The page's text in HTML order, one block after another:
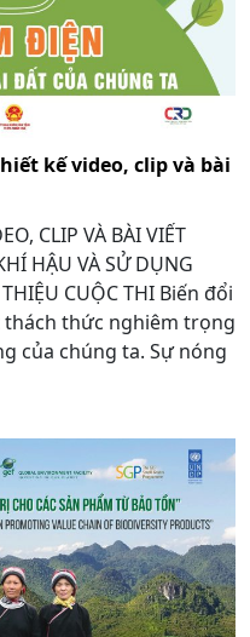
kế video, clip và bài
CLIP VÀ BÀI VIẾT
HẬU VÀ SỬ DỤNG
CUỘC THI Biến đổi
thách thức nghiêm trọng
của chúng ta. Sự nóng